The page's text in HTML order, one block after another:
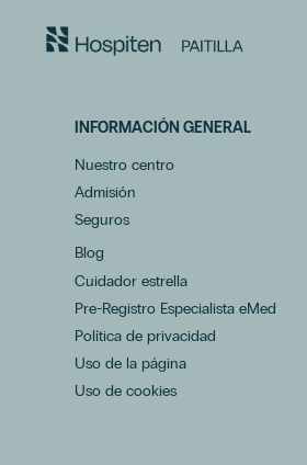
INFORMACIÓN GENERAL
Nuestro centro
Admisión
Seguros
Blog
Cuidador estrella
Pre-Registro Especialista eMed
Política de privacidad
Uso de la página
Uso de cookies